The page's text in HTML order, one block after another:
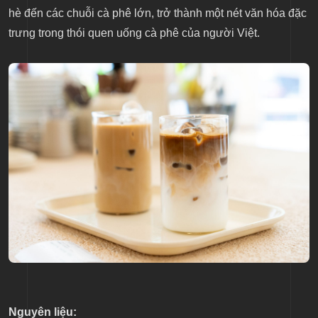
hè đến các chuỗi cà phê lớn, trở thành một nét văn hóa đặc
trưng trong thói quen uống cà phê của người Việt.
Nguyên liệu: